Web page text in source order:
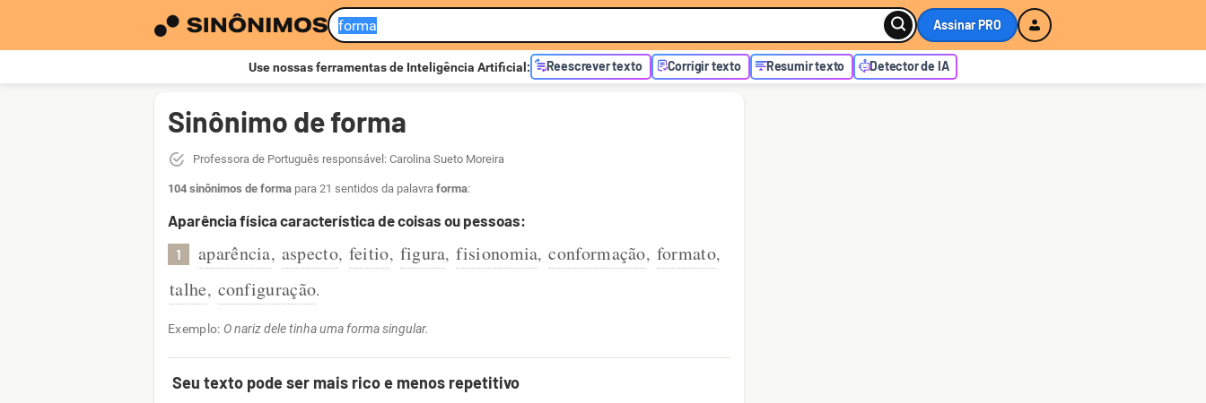
Assinar PRO
Use nossas ferramentas de Inteligência Artificial: Reescrever texto Corrigir texto Resumir texto Detector de IA
Sinônimo de forma
Professora de Português responsável: Carolina Sueto Moreira
104 sinônimos de forma para 21 sentidos da palavra forma:
Aparência física característica de coisas ou pessoas:
1 aparência, aspecto, feitio, figura, fisionomia, conformação, formato,
talhe, configuração.
Exemplo: O nariz dele tinha uma forma singular.
Seu texto pode ser mais rico e menos repetitivo